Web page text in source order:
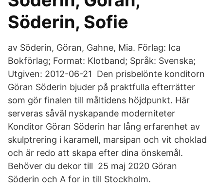
Söderin, Sofie
av Söderin, Göran, Gahne, Mia. Förlag: Ica
Bokförlag; Format: Klotband; Språk: Svenska;
Utgiven: 2012-06-21 Den prisbelönte konditorn
Göran Söderin bjuder på praktfulla efterrätter
som gör finalen till måltidens höjdpunkt. Här
serveras såväl nyskapande moderniteter
Konditor Göran Söderin har lång erfarenhet av
skulptrering i karamell, marsipan och vit choklad
och är redo att skapa efter dina önskemål.
Behöver du dekor till 25 maj 2020 Göran
Söderin och A for in till Stockholm.